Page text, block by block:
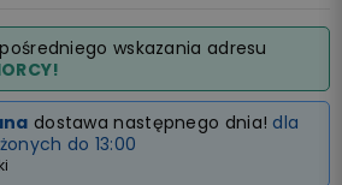
wskazania adresu
dostawa następnego dnia! dla
do 13:00